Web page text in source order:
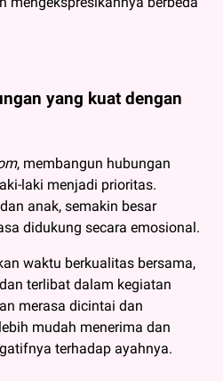
yang kuat dengan
, membangun hubungan
laki menjadi prioritas.
anak, semakin besar
didukung secara emosional.
waktu berkualitas bersama,
terlibat dalam kegiatan
merasa dicintai dan
mudah menerima dan
terhadap ayahnya.